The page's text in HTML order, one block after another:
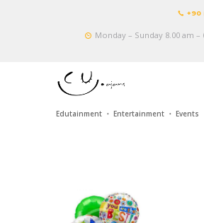
+90
Monday – Sunday 8.00 am –
Edutainment ・ Entertainment ・ Events